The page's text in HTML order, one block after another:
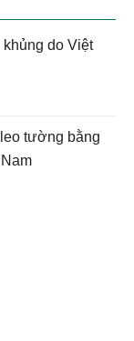
do Việt
tường bằng